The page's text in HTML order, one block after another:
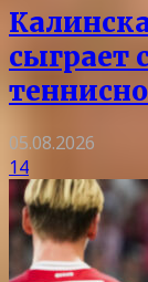
сыграет
05.08.2026
14